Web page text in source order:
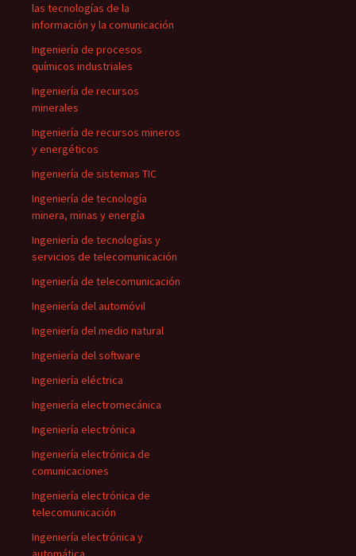
las tecnologías de la
información y la comunicación
Ingeniería de procesos
químicos industriales
Ingeniería de recursos
minerales
Ingeniería de recursos mineros
y energéticos
Ingeniería de sistemas TIC
Ingeniería de tecnología
minera, minas y energía
Ingeniería de tecnologías y
servicios de telecomunicación
Ingeniería de telecomunicación
Ingeniería del automóvil
Ingeniería del medio natural
Ingeniería del software
Ingeniería eléctrica
Ingeniería electromecánica
Ingeniería electrónica
Ingeniería electrónica de
comunicaciones
Ingeniería electrónica de
telecomunicación
Ingeniería electrónica y